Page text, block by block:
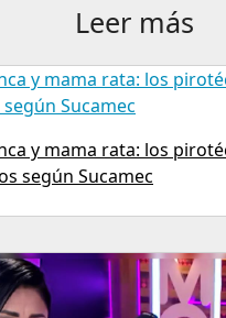
Leer más
y mama rata: los
según Sucamec